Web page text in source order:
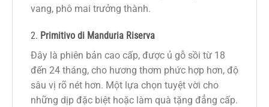
vang, phô mai trưởng thành.
2. Primitivo di Manduria Riserva
Đây là phiên bản cao cấp, được ủ gỗ sồi từ 18
đến 24 tháng, cho hương thơm phức hợp hơn, độ
sâu vị rõ nét hơn. Một lựa chọn tuyệt vời cho
những dịp đặc biệt hoặc làm quà tặng đẳng cấp.